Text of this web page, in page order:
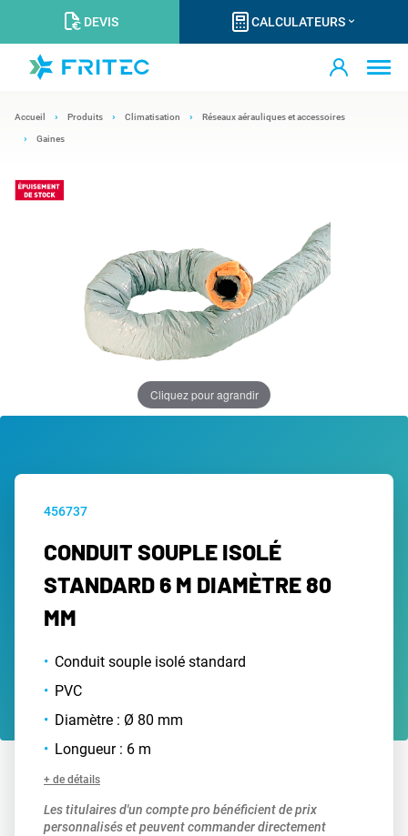
DEVIS CALCULATEURS
Accueil Produits Climatisation Réseaux aérauliques et accessoires
Gaines
Cliquez pour agrandir
456737
CONDUIT SOUPLE ISOLÉ
STANDARD 6 M DIAMÈTRE 80
MM
Conduit souple isolé standard
PVC
Diamètre : Ø 80 mm
Longueur : 6 m
+ de détails
Les titulaires d'un compte pro bénéficient de prix
personnalisés et peuvent commander directement